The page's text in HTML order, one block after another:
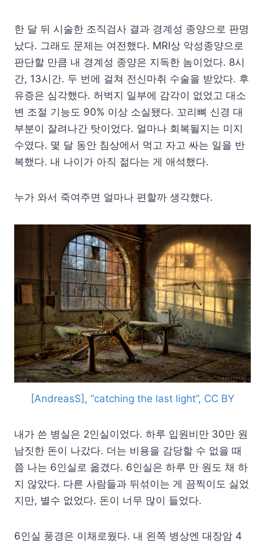
한 달 뒤 시술한 조직검사 결과 경계성 종양으로 판명
났다. 그래도 문제는 여전했다. MRI상 악성종양으로
판단할 만큼 내 경계성 종양은 지독한 놈이었다. 8시
간, 13시간. 두 번에 걸쳐 전신마취 수술을 받았다. 후
유증은 심각했다. 허벅지 일부에 감각이 없었고 대소
변 조절 기능도 90% 이상 소실됐다. 꼬리뼈 신경 대
부분이 잘려나간 탓이었다. 얼마나 회복될지는 미지
수였다. 몇 달 동안 침상에서 먹고 자고 싸는 일을 반
복했다. 내 나이가 아직 젊다는 게 애석했다.
누가 와서 죽여주면 얼마나 편할까 생각했다.
[AndreasS], “catching the last light”, CC BY
내가 쓴 병실은 2인실이었다. 하루 입원비만 30만 원
남짓한 돈이 나갔다. 더는 비용을 감당할 수 없을 때
쯤 나는 6인실로 옮겼다. 6인실은 하루 만 원도 채 하
지 않았다. 다른 사람들과 뒤섞이는 게 끔찍이도 싫었
지만, 별수 없었다. 돈이 너무 많이 들었다.
6인실 풍경은 이채로웠다. 내 왼쪽 병상엔 대장암 4